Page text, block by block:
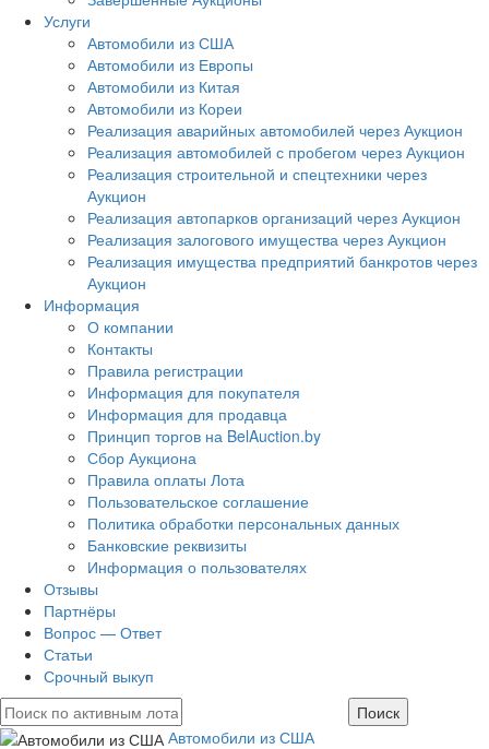
Услуги
Автомобили из США
Автомобили из Европы
Автомобили из Китая
Автомобили из Кореи
Реализация аварийных автомобилей через Аукцион
Реализация автомобилей с пробегом через Аукцион
Реализация строительной и спецтехники через
Аукцион
Реализация автопарков организаций через Аукцион
Реализация залогового имущества через Аукцион
Реализация имущества предприятий банкротов через
Аукцион
Информация
О компании
Контакты
Правила регистрации
Информация для покупателя
Информация для продавца
Принцип торгов на BelAuction.by
Сбор Аукциона
Правила оплаты Лота
Пользовательское соглашение
Политика обработки персональных данных
Банковские реквизиты
Информация о пользователях
Отзывы
Партнёры
Вопрос — Ответ
Статьи
Срочный выкуп
Автомобили из США